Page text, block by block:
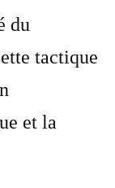
du
tactique
et la